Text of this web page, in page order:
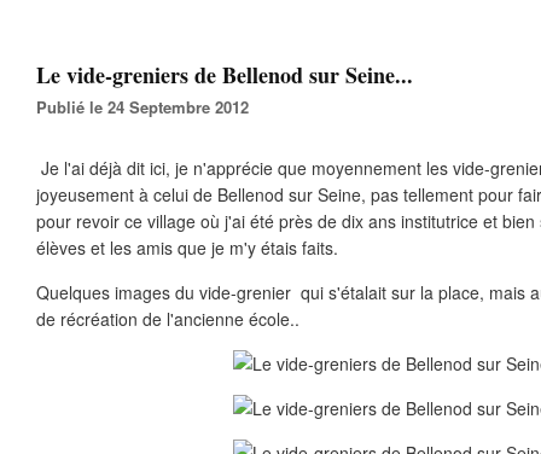
Le vide-greniers de Bellenod sur Seine...
Publié le 24 Septembre 2012
Je l'ai déjà dit ici, je n'apprécie que moyennement les vide-
joyeusement à celui de Bellenod sur Seine, pas tellement pour
pour revoir ce village où j'ai été près de dix ans institutrice et
élèves et les amis que je m'y étais faits.
Quelques images du vide-grenier qui s'étalait sur la place, mais
de récréation de l'ancienne école..